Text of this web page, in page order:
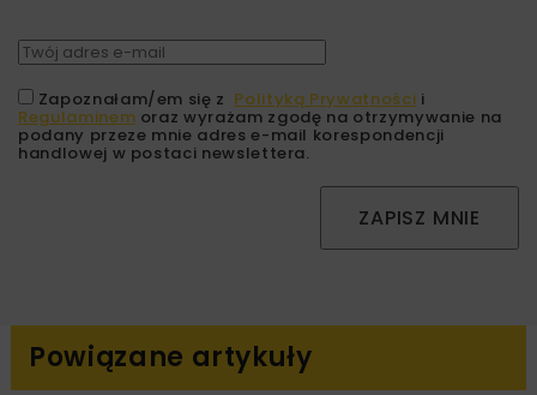
Zapoznałam/em się z Polityką Prywatności i
Regulaminem oraz wyrażam zgodę na otrzymywanie na
podany przeze mnie adres e-mail korespondencji
handlowej w postaci newslettera.
ZAPISZ MNIE
Powiązane artykuły